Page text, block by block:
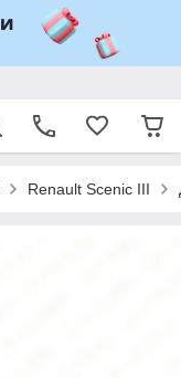
Renault Scenic III